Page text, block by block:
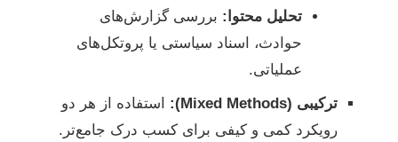
تحلیل محتوا: بررسی گزارش‌های
حوادث، اسناد سیاستی یا پروتکل‌های
عملیاتی.
ترکیبی (Mixed Methods):
استفاده از هر دو
رویکرد کمی و کیفی برای کسب درک جامع‌تر.